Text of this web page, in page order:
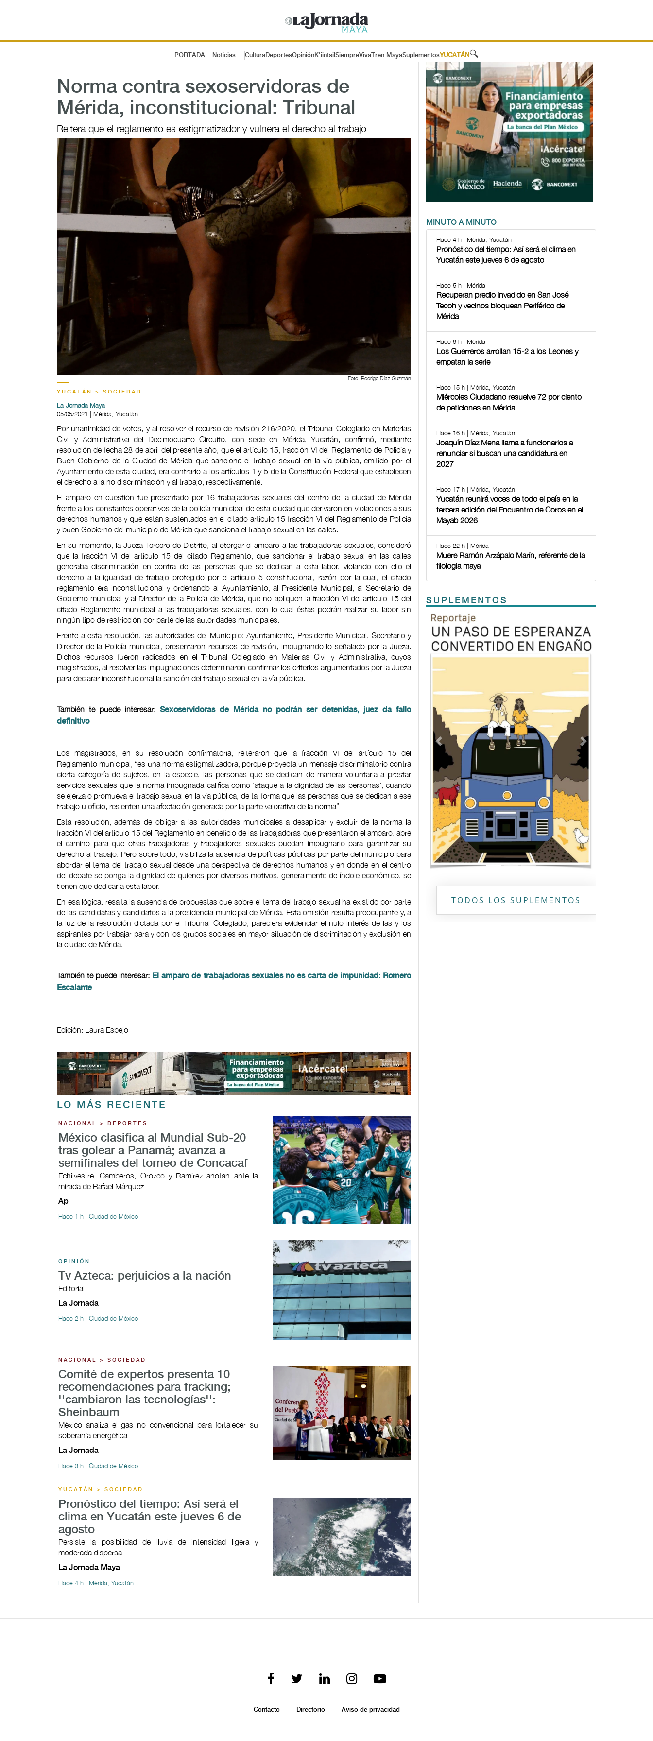
PORTADA Noticias CulturaDeportesOpiniónK'iintsil SiempreViva Tren MayaSuplementosYUCATÁN 🔍
Norma contra sexoservidoras de
Mérida, inconstitucional: Tribunal
Reitera que el reglamento es estigmatizador y vulnera el derecho al trabajo
Foto: Rodrigo Díaz Guzmán
YUCATÁN > SOCIEDAD
La Jornada Maya
05/05/2021 | Mérida, Yucatán
Por unanimidad de votos, y al resolver el recurso de revisión 216/2020, el Tribunal Colegiado en Materias
Civil y Administrativa del Decimocuarto Circuito, con sede en Mérida, Yucatán, confirmó, mediante
resolución de fecha 28 de abril del presente año, que el artículo 15, fracción VI del Reglamento de Policía y
Buen Gobierno de la Ciudad de Mérida que sanciona el trabajo sexual en la vía pública, emitido por el
Ayuntamiento de esta ciudad, era contrario a los artículos 1 y 5 de la Constitución Federal que establecen
el derecho a la no discriminación y al trabajo, respectivamente.
El amparo en cuestión fue presentado por 16 trabajadoras sexuales del centro de la ciudad de Mérida
frente a los constantes operativos de la policía municipal de esta ciudad que derivaron en violaciones a sus
derechos humanos y que están sustentados en el citado artículo 15 fracción VI del Reglamento de Policía
y buen Gobierno del municipio de Mérida que sanciona el trabajo sexual en las calles.
En su momento, la Jueza Tercero de Distrito, al otorgar el amparo a las trabajadoras sexuales, consideró
que la fracción VI del artículo 15 del citado Reglamento, que sancionar el trabajo sexual en las calles
generaba discriminación en contra de las personas que se dedican a esta labor, violando con ello el
derecho a la igualdad de trabajo protegido por el artículo 5 constitucional, razón por la cual, el citado
reglamento era inconstitucional y ordenando al Ayuntamiento, al Presidente Municipal, al Secretario de
Gobierno municipal y al Director de la Policía de Mérida, que no apliquen la fracción VI del artículo 15 del
citado Reglamento municipal a las trabajadoras sexuales, con lo cual éstas podrán realizar su labor sin
ningún tipo de restricción por parte de las autoridades municipales.
Frente a esta resolución, las autoridades del Municipio: Ayuntamiento, Presidente Municipal, Secretario y
Director de la Policía municipal, presentaron recursos de revisión, impugnando lo señalado por la Jueza.
Dichos recursos fueron radicados en el Tribunal Colegiado en Materias Civil y Administrativa, cuyos
magistrados, al resolver las impugnaciones determinaron confirmar los criterios argumentados por la Jueza
para declarar inconstitucional la sanción del trabajo sexual en la vía pública.
También te puede interesar: Sexoservidoras de Mérida no podrán ser detenidas, juez da fallo
definitivo
Los magistrados, en su resolución confirmatoria, reiteraron que la fracción VI del artículo 15 del
Reglamento municipal, “es una norma estigmatizadora, porque proyecta un mensaje discriminatorio contra
cierta categoría de sujetos, en la especie, las personas que se dedican de manera voluntaria a prestar
servicios sexuales que la norma impugnada califica como ‘ataque a la dignidad de las personas’, cuando
se ejerza o promueva el trabajo sexual en la vía pública, de tal forma que las personas que se dedican a ese
trabajo u oficio, resienten una afectación generada por la parte valorativa de la norma”
Esta resolución, además de obligar a las autoridades municipales a desaplicar y excluir de la norma la
fracción VI del artículo 15 del Reglamento en beneficio de las trabajadoras que presentaron el amparo, abre
el camino para que otras trabajadoras y trabajadores sexuales puedan impugnarlo para garantizar su
derecho al trabajo. Pero sobre todo, visibiliza la ausencia de políticas públicas por parte del municipio para
abordar el tema del trabajo sexual desde una perspectiva de derechos humanos y en donde en el centro
del debate se ponga la dignidad de quienes por diversos motivos, generalmente de índole económico, se
tienen que dedicar a esta labor.
En esa lógica, resalta la ausencia de propuestas que sobre el tema del trabajo sexual ha existido por parte
de las candidatas y candidatos a la presidencia municipal de Mérida. Esta omisión resulta preocupante y, a
la luz de la resolución dictada por el Tribunal Colegiado, pareciera evidenciar el nulo interés de las y los
aspirantes por trabajar para y con los grupos sociales en mayor situación de discriminación y exclusión en
la ciudad de Mérida.
También te puede interesar: El amparo de trabajadoras sexuales no es carta de impunidad: Romero
Escalante
Edición: Laura Espejo
LO MÁS RECIENTE
NACIONAL > DEPORTES
México clasifica al Mundial Sub-20
tras golear a Panamá; avanza a
semifinales del torneo de Concacaf
Echilvestre, Camberos, Orozco y Ramírez anotan ante la
mirada de Rafael Márquez
Ap
Hace 1 h | Ciudad de México
OPINIÓN
Tv Azteca: perjuicios a la nación
Editorial
La Jornada
Hace 2 h | Ciudad de México
NACIONAL > SOCIEDAD
Comité de expertos presenta 10
recomendaciones para fracking;
''cambiaron las tecnologías'':
Sheinbaum
México analiza el gas no convencional para fortalecer su
soberanía energética
La Jornada
Hace 3 h | Ciudad de México
YUCATÁN > SOCIEDAD
Pronóstico del tiempo: Así será el
clima en Yucatán este jueves 6 de
agosto
Persiste la posibilidad de lluvia de intensidad ligera y
moderada dispersa
La Jornada Maya
Hace 4 h | Mérida, Yucatán
MINUTO A MINUTO
Hace 4 h | Mérida, Yucatán
Pronóstico del tiempo: Así será el clima en
Yucatán este jueves 6 de agosto
Hace 5 h | Mérida
Recuperan predio invadido en San José
Tecoh y vecinos bloquean Periférico de
Mérida
Hace 9 h | Mérida
Los Guerreros arrollan 15-2 a los Leones y
empatan la serie
Hace 15 h | Mérida, Yucatán
Miércoles Ciudadano resuelve 72 por ciento
de peticiones en Mérida
Hace 16 h | Mérida, Yucatán
Joaquín Díaz Mena llama a funcionarios a
renunciar si buscan una candidatura en
2027
Hace 17 h | Mérida, Yucatán
Yucatán reunirá voces de todo el país en la
tercera edición del Encuentro de Coros en el
Mayab 2026
Hace 22 h | Mérida
Muere Ramón Arzápalo Marín, referente de la
filología maya
SUPLEMENTOS
Previous Next
TODOS LOS SUPLEMENTOS
Contacto Directorio Aviso de privacidad